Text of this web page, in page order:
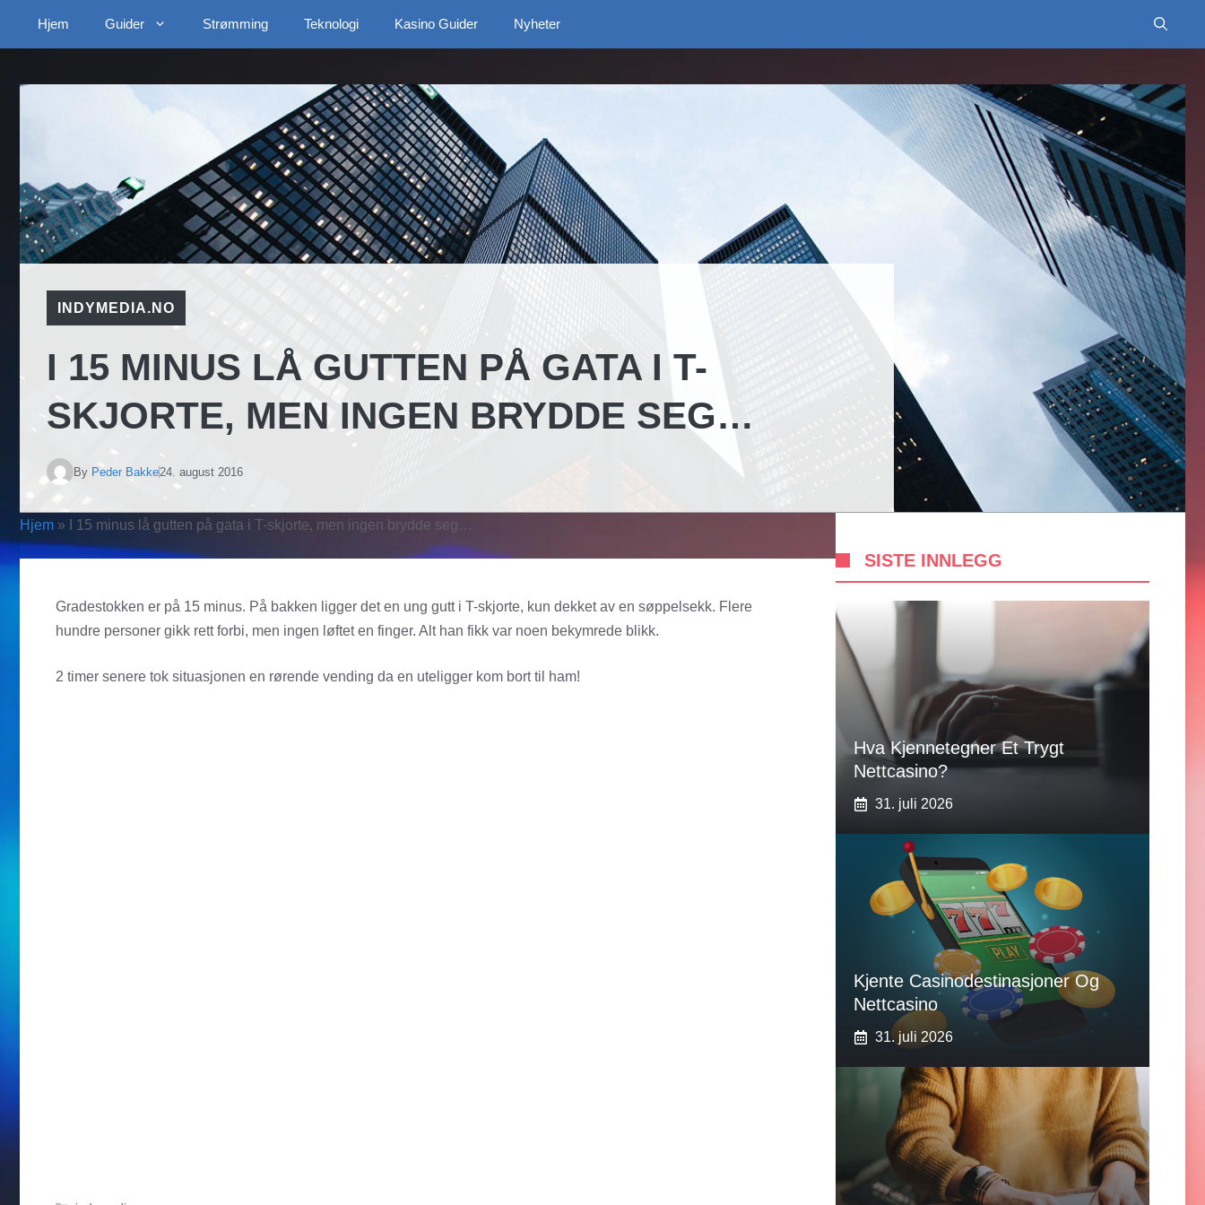
Hjem Guider Strømming Teknologi Kasino Guider Nyheter
INDYMEDIA.NO
I 15 MINUS LÅ GUTTEN PÅ GATA I T-
SKJORTE, MEN INGEN BRYDDE SEG…
By Peder Bakke24. august 2016
Hjem » I 15 minus lå gutten på gata i T-skjorte, men ingen brydde seg…
Gradestokken er på 15 minus. På bakken ligger det en ung gutt i T-skjorte, kun dekket av en søppelsekk. Flere
hundre personer gikk rett forbi, men ingen løftet en finger. Alt han fikk var noen bekymrede blikk.
2 timer senere tok situasjonen en rørende vending da en uteligger kom bort til ham!
SISTE INNLEGG
Hva Kjennetegner Et Trygt
Nettcasino?
31. juli 2026
Kjente Casinodestinasjoner Og
Nettcasino
31. juli 2026